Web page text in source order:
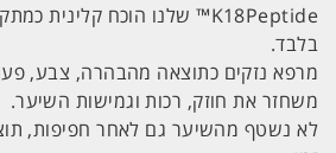
בלבד.
מרפא נזקים כתוצאה מהבהרה, צבע,
משחזר את חוזק, רכות וגמישות השיער.
לא נשטף מהשיער גם לאחר חפיפות,